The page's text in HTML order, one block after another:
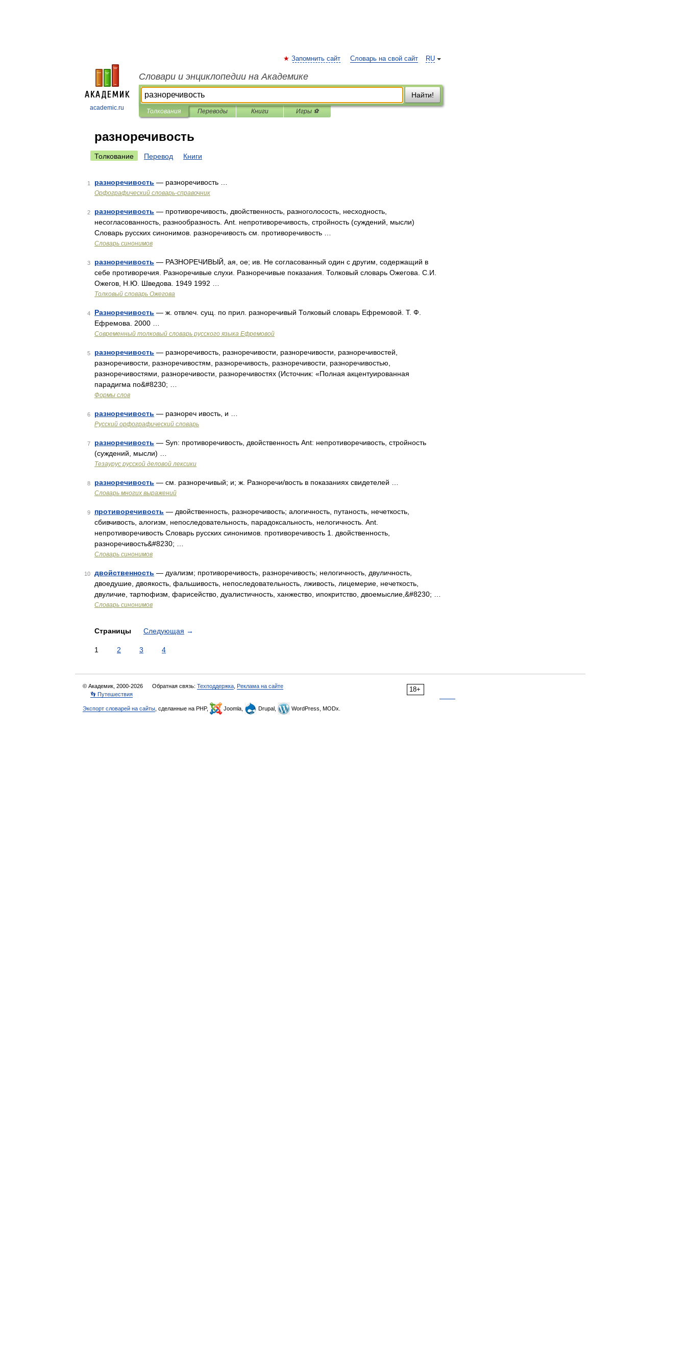
academic.ru
RU
Запомнить сайт Словарь на свой сайт
Словари и энциклопедии на Академике
Найти!
Толкования Переводы Книги Игры ⚽
разноречивость
Толкование Перевод Книги
1 разноречивость — разноречивость …
Орфографический словарь-справочник
2 разноречивость — противоречивость, двойственность, разноголосость, несходность,
несогласованность, разнообразность. Ant. непротиворечивость, стройность (суждений, мысли)
Словарь русских синонимов. разноречивость см. противоречивость …
Словарь синонимов
3 разноречивость — РАЗНОРЕЧИВЫЙ, ая, ое; ив. Не согласованный один с другим, содержащий в
себе противоречия. Разноречивые слухи. Разноречивые показания. Толковый словарь Ожегова. С.И.
Ожегов, Н.Ю. Шведова. 1949 1992 …
Толковый словарь Ожегова
4 Разноречивость — ж. отвлеч. сущ. по прил. разноречивый Толковый словарь Ефремовой. Т. Ф.
Ефремова. 2000 …
Современный толковый словарь русского языка Ефремовой
5 разноречивость — разноречивость, разноречивости, разноречивости, разноречивостей,
разноречивости, разноречивостям, разноречивость, разноречивости, разноречивостью,
разноречивостями, разноречивости, разноречивостях (Источник: «Полная акцентуированная
парадигма по&#8230; …
Формы слов
6 разноречивость — разнореч ивость, и …
Русский орфографический словарь
7 разноречивость — Syn: противоречивость, двойственность Ant: непротиворечивость, стройность
(суждений, мысли) …
Тезаурус русской деловой лексики
8 разноречивость — см. разноречивый; и; ж. Разноречи/вость в показаниях свидетелей …
Словарь многих выражений
9 противоречивость — двойственность, разноречивость; алогичность, путаность, нечеткость,
сбивчивость, алогизм, непоследовательность, парадоксальность, нелогичность. Ant.
непротиворечивость Словарь русских синонимов. противоречивость 1. двойственность,
разноречивость&#8230; …
Словарь синонимов
10 двойственность — дуализм; противоречивость, разноречивость; нелогичность, двуличность,
двоедушие, двоякость, фальшивость, непоследовательность, лживость, лицемерие, нечеткость,
двуличие, тартюфизм, фарисейство, дуалистичность, ханжество, ипокритство, двоемыслие,&#8230; …
Словарь синонимов
Страницы Следующая →
1 2 3 4
18+
© Академик, 2000-2026 Обратная связь: Техподдержка Реклама на сайте
👣 Путешествия
Экспорт словарей на сайты , сделанные на PHP, Joomla, Drupal, WordPress, MODx.